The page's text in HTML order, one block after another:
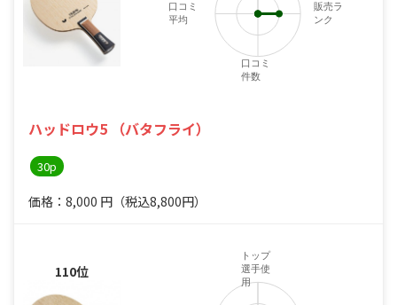
ハッドロウ5 （バタフライ）
30p
価格：8,000 円 （税込8,800円）
販売ラ
ンク
口コミ
件数
口コミ
平均
110位
トップ
選手使
用